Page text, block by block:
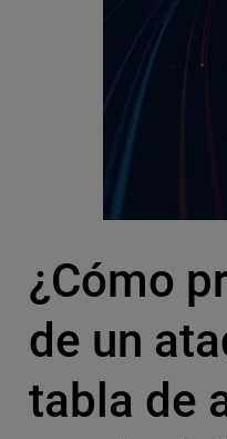
¿Cómo
de un
tabla de